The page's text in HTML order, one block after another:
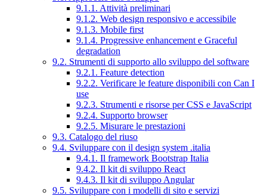
9.1.1. Attività preliminari
9.1.2. Web design responsivo e accessibile
9.1.3. Mobile first
9.1.4. Progressive enhancement e Graceful
degradation
9.2. Strumenti di supporto allo sviluppo del software
9.2.1. Feature detection
9.2.2. Verificare le feature disponibili con Can I
use
9.2.3. Strumenti e risorse per CSS e JavaScript
9.2.4. Supporto browser
9.2.5. Misurare le prestazioni
9.3. Catalogo del riuso
9.4. Sviluppare con il design system .italia
9.4.1. Il framework Bootstrap Italia
9.4.2. Il kit di sviluppo React
9.4.3. Il kit di sviluppo Angular
9.5. Sviluppare con i modelli di sito e servizi